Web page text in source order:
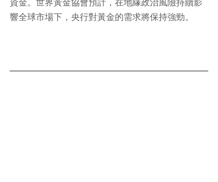
資金。世界黃金協會預計，在地緣政治風險持續影
響全球市場下，央行對黃金的需求將保持強勁。